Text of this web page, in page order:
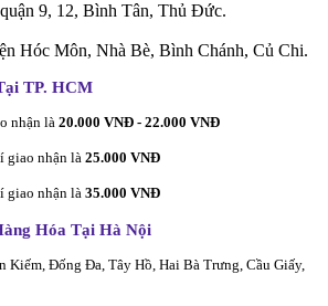
9, 12, Bình Tân, Thủ Đức.
Hóc Môn, Nhà Bè, Bình Chánh, Củ Chi.
TP. HCM
nhận là20.000 VNĐ - 22.000 VNĐ
giao nhận là 25.000 VNĐ
giao nhận là 35.000 VNĐ
Hóa Tại Hà Nội
Kiếm, Đống Đa, Tây Hồ, Hai Bà Trưng, Cầu Giấy,